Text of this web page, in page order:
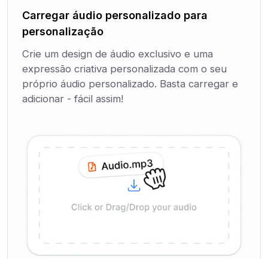
Carregar áudio personalizado para
personalização
Crie um design de áudio exclusivo e uma
expressão criativa personalizada com o seu
próprio áudio personalizado. Basta carregar e
adicionar - fácil assim!